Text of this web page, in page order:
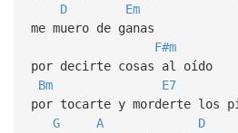
D
Em
me muero de ganas
F#m
por decirte cosas al oído
Bm
E7
por tocarte y morderte los
G
A D